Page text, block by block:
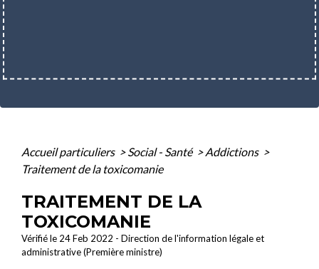
Accueil particuliers > Social - Santé > Addictions >
Traitement de la toxicomanie
TRAITEMENT DE LA
TOXICOMANIE
Vérifié le 24 Feb 2022 - Direction de l'information légale et
administrative (Première ministre)